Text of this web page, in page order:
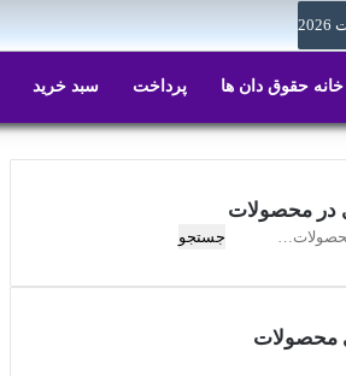
خانه حقوق دان ها پرداخت سبد خرید
محصولات
جستجو
محصولات